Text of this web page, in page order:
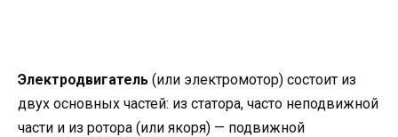
Электродвигатель (или электромотор) состоит из
двух основных частей: из статора, часто неподвижной
части и из ротора (или якоря) — подвижной